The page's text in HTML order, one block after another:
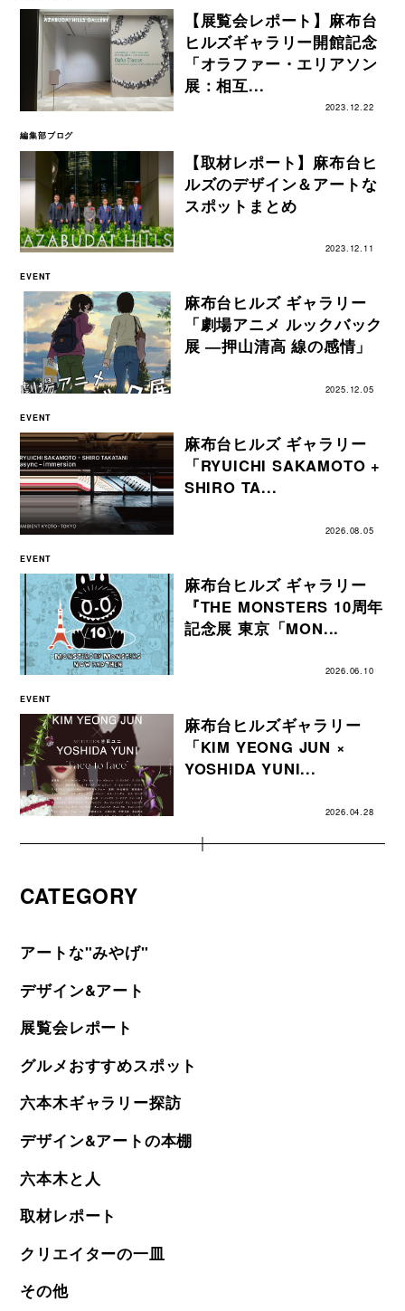
EVENT
麻布台ヒルズ ギャラリー
「劇場アニメ ルックバック
展 ―押山清高 線の感情」
2025.12.05
【展覧会レポート】麻布台
ヒルズギャラリー開館記念
「オラファー・エリアソン
展：相互...
2023.12.22
編集部ブログ
【取材レポート】麻布台ヒ
ルズのデザイン＆アートな
スポットまとめ
2023.12.11
EVENT
麻布台ヒルズ ギャラリー
「RYUICHI SAKAMOTO +
SHIRO TA...
2026.08.05
EVENT
麻布台ヒルズ ギャラリー
『THE MONSTERS 10周年
記念展 東京「MON...
2026.06.10
EVENT
麻布台ヒルズギャラリー
「KIM YEONG JUN ×
YOSHIDA YUNI...
2026.04.28
CATEGORY
アートな"みやげ"
デザイン&アート
展覧会レポート
グルメおすすめスポット
六本木ギャラリー探訪
デザイン&アートの本棚
六本木と人
取材レポート
クリエイターの一皿
その他